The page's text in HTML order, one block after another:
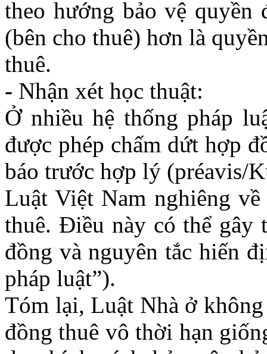
theo hướng bảo vệ quyền
(bên cho thuê) hơn là
thuê.
- Nhận xét học thuật:
Ở nhiều hệ thống pháp
được phép chấm dứt hợp
báo trước hợp lý (préavis/
Luật Việt Nam nghiêng
thuê. Điều này có thể gây
đồng và nguyên tắc hiến
pháp luật”).
Tóm lại, Luật Nhà ở
đồng thuê vô thời hạn